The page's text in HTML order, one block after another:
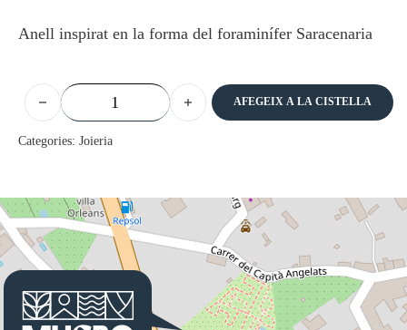
Anell inspirat en la forma del foraminífer Saracenaria
quantitat de Anell - Saracenaria AFEGEIX A LA CISTELLA
Categories: Joieria